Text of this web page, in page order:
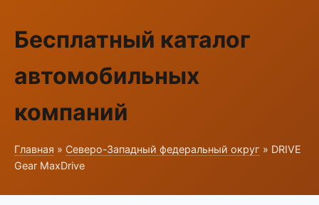
Бесплатный каталог
автомобильных
компаний
Главная » Северо-Западный федеральный округ » DRIVE
Gear MaxDrive